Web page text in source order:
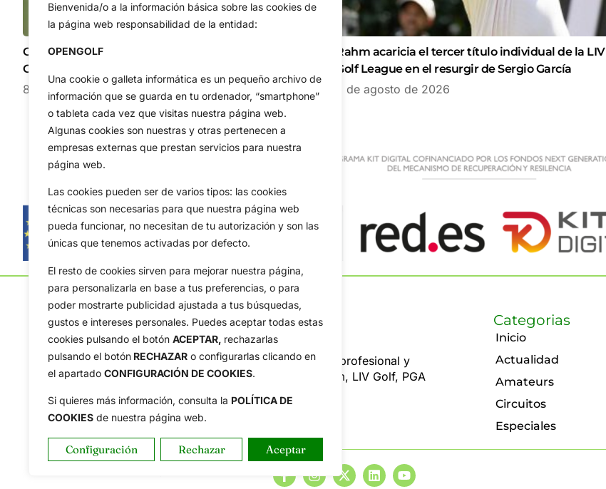
Bienvenida/o a la información básica sobre las cookies de
la página web responsabilidad de la entidad:
OPENGOLF
Una cookie o galleta informática es un pequeño archivo de
información que se guarda en tu ordenador, “smartphone”
o tableta cada vez que visitas nuestra página web.
Algunas cookies son nuestras y otras pertenecen a
empresas externas que prestan servicios para nuestra
página web.
Las cookies pueden ser de varios tipos: las cookies
técnicas son necesarias para que nuestra página web
pueda funcionar, no necesitan de tu autorización y son las
únicas que tenemos activadas por defecto.
El resto de cookies sirven para mejorar nuestra página,
para personalizarla en base a tus preferencias, o para
poder mostrarte publicidad ajustada a tus búsquedas,
gustos e intereses personales. Puedes aceptar todas estas
cookies pulsando el botón ACEPTAR, rechazarlas
pulsando el botón RECHAZAR o configurarlas clicando en
el apartado CONFIGURACIÓN DE COOKIES.
Si quieres más información, consulta la POLÍTICA DE
COOKIES de nuestra página web.
Configuración Rechazar Aceptar
Cameron Young pasó el corte en el Wyndham
Champ. con uno de los mejores golpes del viernes
8 de agosto de 2026
Rahm acaricia el tercer título individual de la LIV
Golf League en el resurgir de Sergio García
8 de agosto de 2026
OpenGolf ofrece toda la actualidad, información del golf profesional y
amateur, resultados en directo, vídeos, noticias, Jon Rahm, LIV Golf, PGA
Tour, Ryder Cup, DP World Tour, LPGA Tour...
Categorias
Inicio
Actualidad
Amateurs
Circuitos
Especiales